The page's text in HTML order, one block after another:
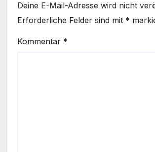
Deine E-Mail-Adresse wird nicht
Erforderliche Felder sind mit *
Kommentar *